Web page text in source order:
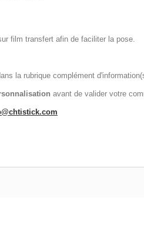
film transfert afin de faciliter la pose.
la rubrique complément
avant de valider votre